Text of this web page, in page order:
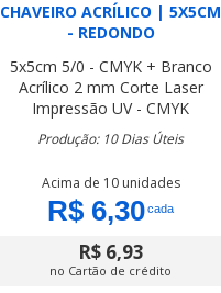
CHAVEIRO ACRÍLICO | 5X5CM
- REDONDO
5x5cm 5/0 - CMYK + Branco
Acrílico 2 mm Corte Laser
Impressão UV - CMYK
Produção: 10 Dias Úteis
Acima de 10 unidades
R$ 6,30cada
R$ 6,93
no Cartão de crédito